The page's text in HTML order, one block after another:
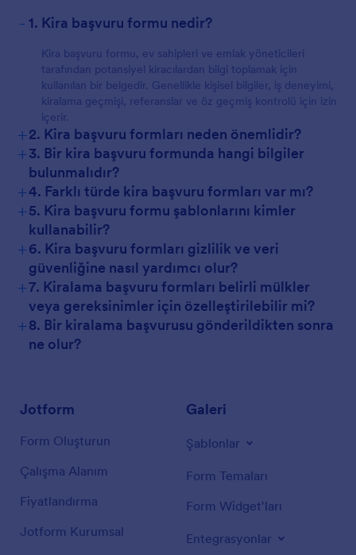
- 1. Kira başvuru formu nedir?
Kira başvuru formu, ev sahipleri ve emlak yöneticileri
tarafından potansiyel kiracılardan bilgi toplamak için
kullanılan bir belgedir. Genellikle kişisel bilgiler, iş deneyimi,
kiralama geçmişi, referanslar ve öz geçmiş kontrolü için izin
içerir.
+2. Kira başvuru formları neden önemlidir?
+3. Bir kira başvuru formunda hangi bilgiler
bulunmalıdır?
+4. Farklı türde kira başvuru formları var mı?
+5. Kira başvuru formu şablonlarını kimler
kullanabilir?
+6. Kira başvuru formları gizlilik ve veri
güvenliğine nasıl yardımcı olur?
+7. Kiralama başvuru formları belirli mülkler
veya gereksinimler için özelleştirilebilir mi?
+8. Bir kiralama başvurusu gönderildikten sonra
ne olur?
Jotform
Form Oluşturun
Çalışma Alanım
Fiyatlandırma
Jotform Kurumsal
Galeri
Şablonlar
Form Temaları
Form Widget'ları
Entegrasyonlar